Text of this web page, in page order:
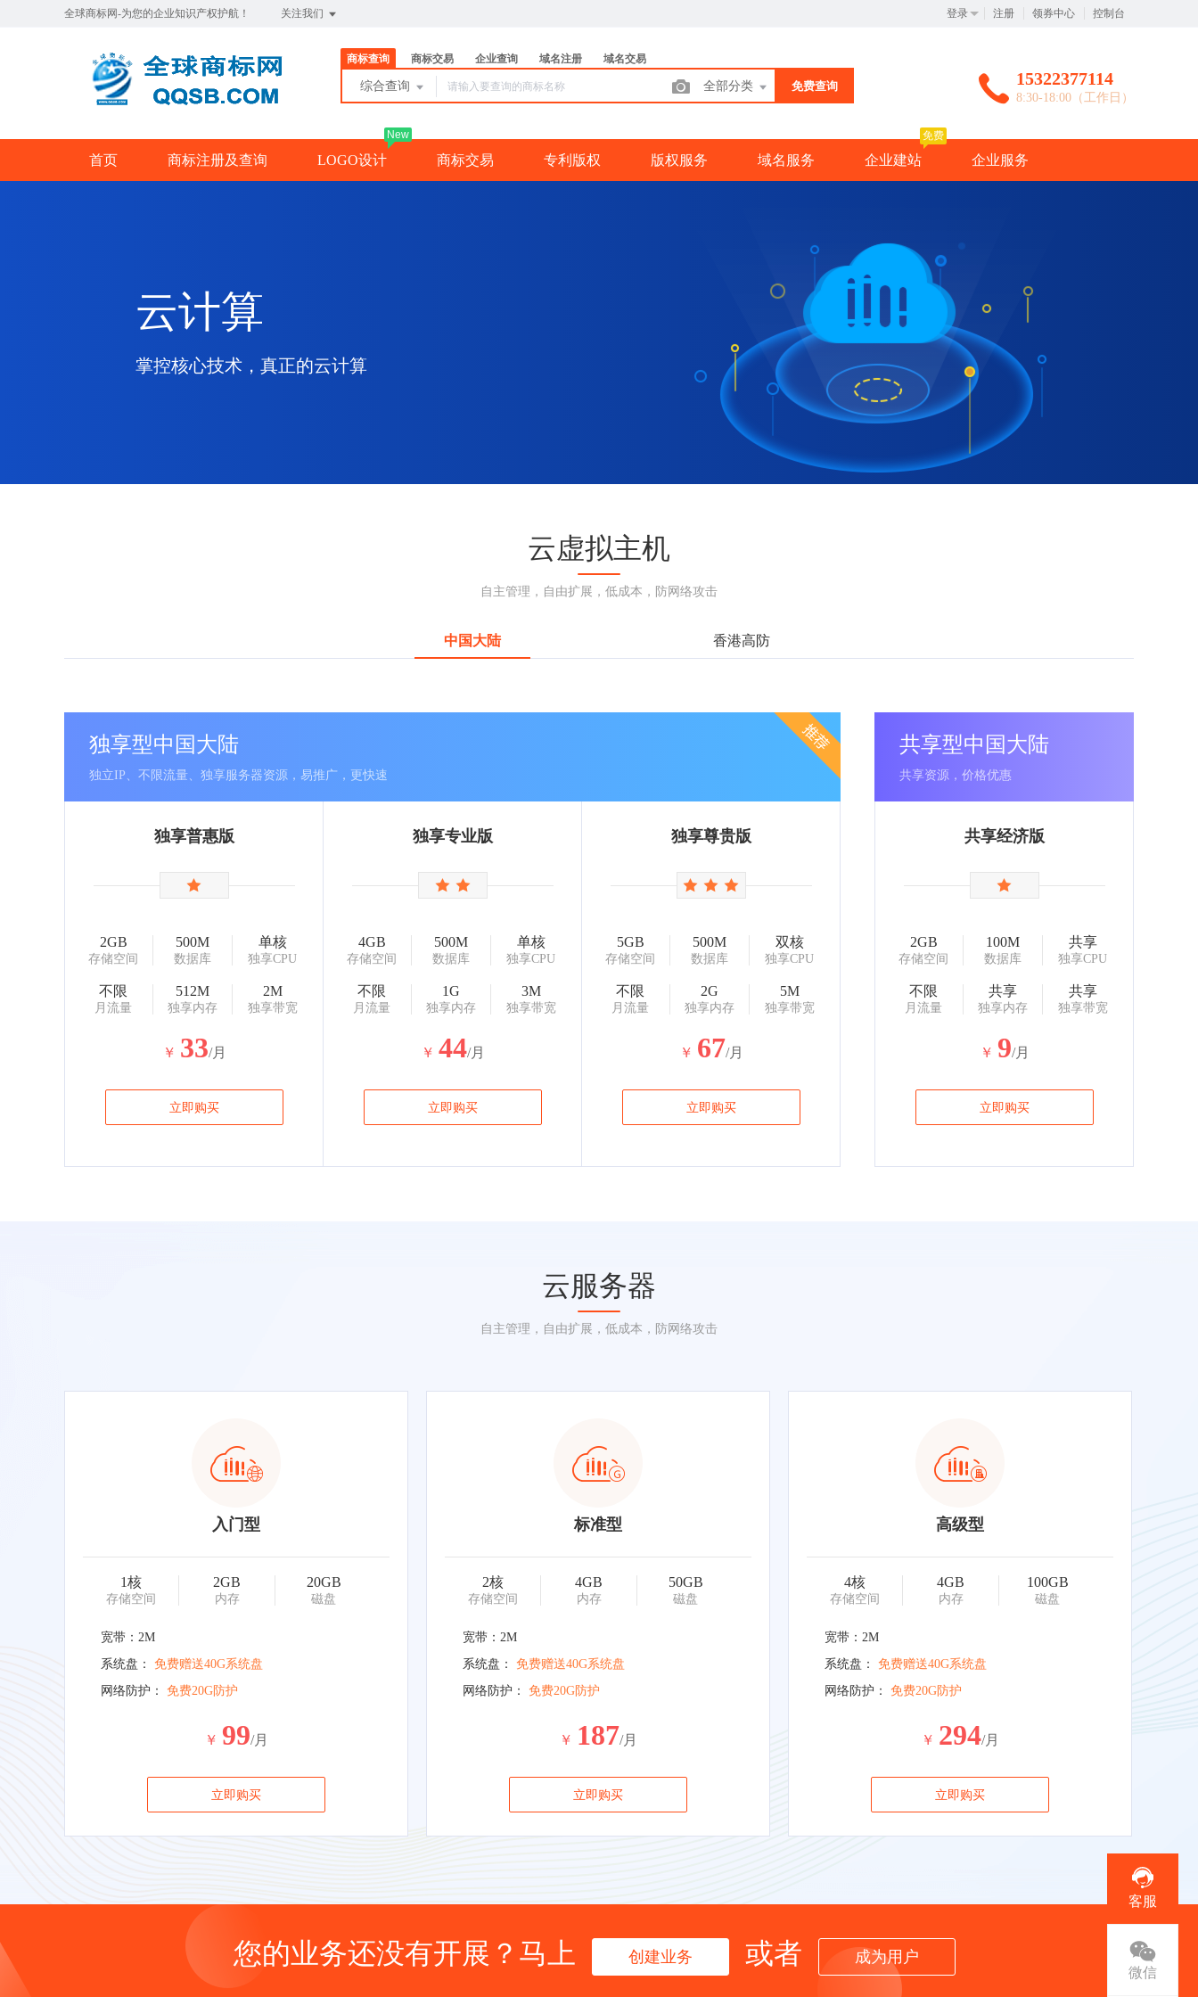
全球商标网-为您的企业知识产权护航！ 关注我们 登录 注册 领券中心 控制台
商标查询 商标交易 企业查询 域名注册 域名交易
综合查询 全部分类 免费查询 15322377114
8:30-18:00（工作日）
首页 商标注册及查询 LOGO设计
New
商标交易 专利版权 版权服务 域名服务 企业建站
免费
企业服务
云计算
掌控核心技术，真正的云计算
云虚拟主机
自主管理，自由扩展，低成本，防网络攻击
中国大陆 香港高防
独享型中国大陆
独立IP、不限流量、独享服务器资源，易推广，更快速
独享普惠版
2GB
存储空间
500M
数据库
单核
独享CPU
不限
月流量
512M
独享内存
2M
独享带宽
￥ 33/月
立即购买
独享专业版
4GB
存储空间
500M
数据库
单核
独享CPU
不限
月流量
1G
独享内存
3M
独享带宽
￥ 44/月
立即购买
独享尊贵版
5GB
存储空间
500M
数据库
双核
独享CPU
不限
月流量
2G
独享内存
5M
独享带宽
￥ 67/月
立即购买
共享型中国大陆
共享资源，价格优惠
共享经济版
2GB
存储空间
100M
数据库
共享
独享CPU
不限
月流量
共享
独享内存
共享
独享带宽
￥ 9/月
立即购买
云服务器
自主管理，自由扩展，低成本，防网络攻击
入门型
1核
存储空间
2GB
内存
20GB
磁盘
宽带：2M
系统盘： 免费赠送40G系统盘
网络防护： 免费20G防护
￥ 99/月
立即购买
标准型
2核
存储空间
4GB
内存
50GB
磁盘
宽带：2M
系统盘： 免费赠送40G系统盘
网络防护： 免费20G防护
￥ 187/月
立即购买
高级型
4核
存储空间
4GB
内存
100GB
磁盘
宽带：2M
系统盘： 免费赠送40G系统盘
网络防护： 免费20G防护
￥ 294/月
立即购买
您的业务还没有开展？马上 创建业务 或者 成为用户
客服
微信